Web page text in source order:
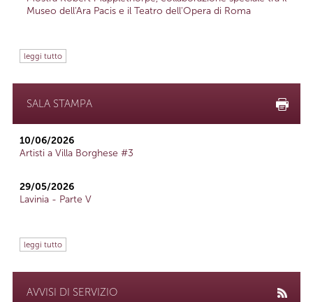
Museo dell'Ara Pacis e il Teatro dell'Opera di Roma
leggi tutto
SALA STAMPA
10/06/2026
Artisti a Villa Borghese #3
29/05/2026
Lavinia - Parte V
leggi tutto
AVVISI DI SERVIZIO